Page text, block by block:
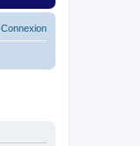
Connexion